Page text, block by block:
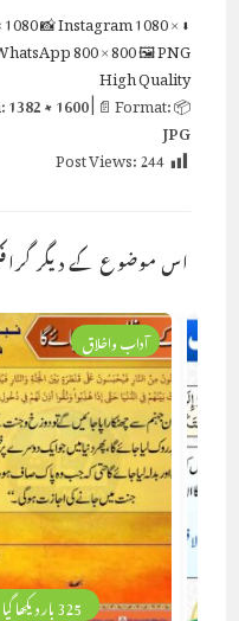
⬇ Original
📸 Instagram1080 ×
800 × 800🖼 PNG
High Quality
📦 Size:
1382 × 1600| 📄 Format:
JPG
Post Views:244
اس موضوع کے دیگر
325 بار دیکھا گیا
آداب واخلاق